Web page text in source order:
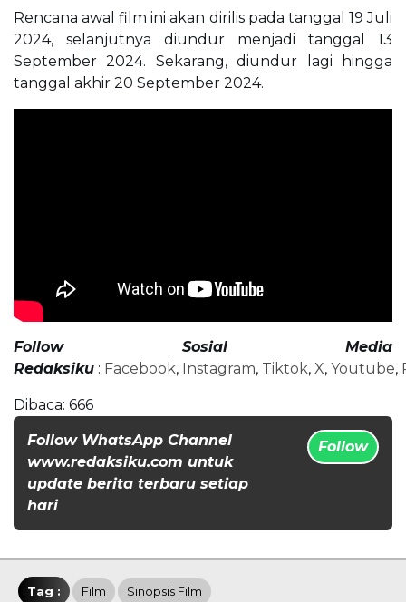
Rencana awal film ini akan dirilis pada tanggal 19 Juli
2024, selanjutnya diundur menjadi tanggal 13
September 2024. Sekarang, diundur lagi hingga
tanggal akhir 20 September 2024.
Follow Sosial Media
Redaksiku : Facebook, Instagram, Tiktok, X, Youtube,
Dibaca: 666
Follow WhatsApp Channel
www.redaksiku.com untuk
update berita terbaru setiap
hari
Follow
Tag : Film Sinopsis Film